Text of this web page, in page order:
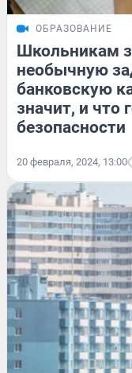
ОБРАЗОВАНИЕ
Школьникам
необычную
банковскую
значит, и что
безопасности
20 февраля, 2024, 13:00